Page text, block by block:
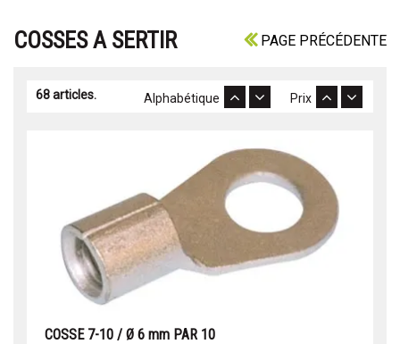
PAGE PRÉCÉDENTE
COSSES A SERTIR
68 articles. Prix
Alphabétique
COSSE 7-10 / Ø 6 mm PAR 10